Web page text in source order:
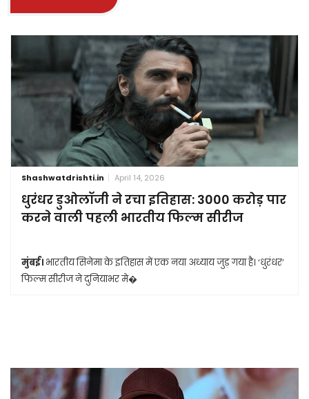
Shashwatdrishti.in April 14, 2026
धुरंधर डुओलॉजी ने रचा इतिहास: 3000 करोड़ पार
करने वाली पहली भारतीय फिल्म सीरीज
मुंबई। भारतीय सिनेमा के इतिहास में एक नया अध्याय जुड़ गया है। ‘धुरंधर’
फिल्म सीरीज ने दुनियाभर मे�